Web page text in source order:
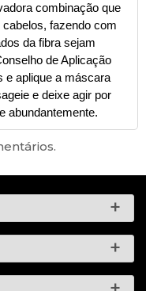
combinação que
fazendo com
da fibra sejam
de Aplicação
e aplique a máscara
e deixe agir por
abundantemente.